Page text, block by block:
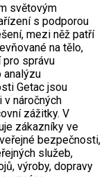
světovým
s podporou
mezi něž patří
na tělo,
správu
analýzu
Getac jsou
v náročných
zážitky. V
zákazníky ve
bezpečnosti,
služeb,
výroby, dopravy